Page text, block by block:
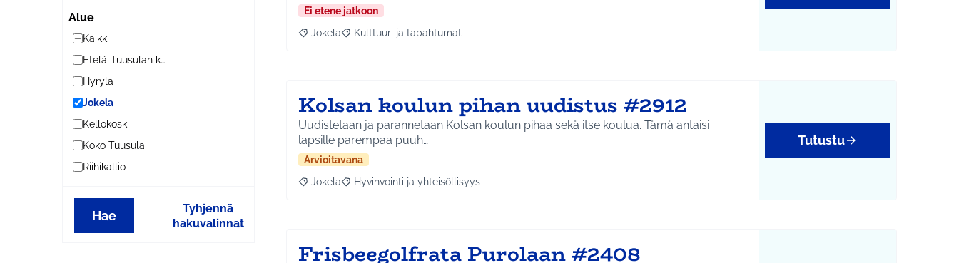
Alue
Kaikki
Etelä-Tuusulan kylät
Hyrylä
Jokela
Kellokoski
Koko Tuusula
Riihikallio
Hae
Tyhjennä
hakuvalinnat
Ei etene jatkoon
Rajaa tulokset aihepiirin mukaan: Jokela
Jokela Rajaa tulokset teeman mukaan: Kulttuuri ja tapahtumat
Kulttuuri ja tapahtumat
Kolsan koulun pihan uudistus #2912
Uudistetaan ja parannetaan Kolsan koulun pihaa sekä itse koulua. Tämä antaisi
lapsille parempaa puuh…
Arvioitavana
Rajaa tulokset aihepiirin mukaan: Jokela
Jokela Rajaa tulokset teeman mukaan: Hyvinvointi ja yhteisöllisyys
Hyvinvointi ja yhteisöllisyys
Tutustu
Frisbeegolfrata Purolaan #2408